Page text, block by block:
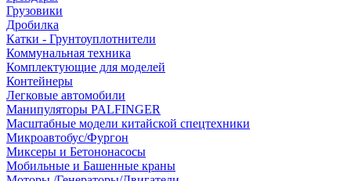
Грузовики
Дробилка
Катки - Грунтоуплотнители
Коммунальная техника
Комплектующие для моделей
Контейнеры
Легковые автомобили
Манипуляторы PALFINGER
Масштабные модели китайской спецтехники
Микроавтобус/Фургон
Миксеры и Бетононасосы
Мобильные и Башенные краны